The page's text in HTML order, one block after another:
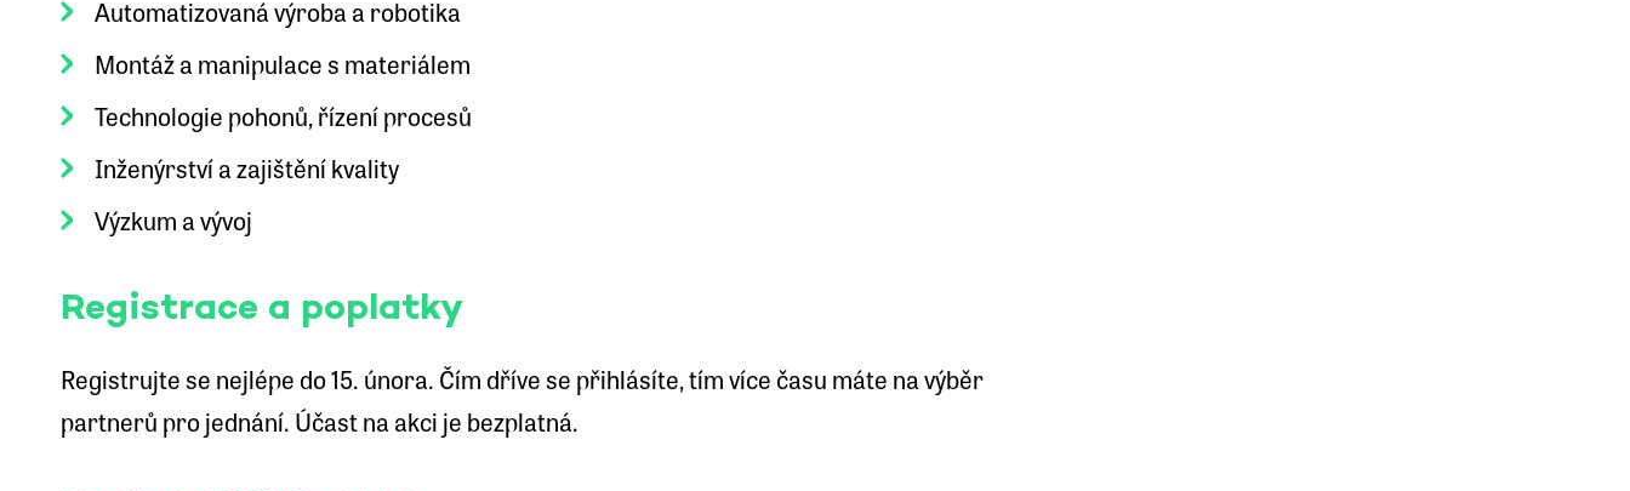
Automatizovaná výroba a robotika
Montáž a manipulace s materiálem
Technologie pohonů, řízení procesů
Inženýrství a zajištění kvality
Výzkum a vývoj
Registrace a poplatky
Registrujte se nejlépe do 15. února. Čím dříve se přihlásíte, tím více času máte na výběr
partnerů pro jednání. Účast na akci je bezplatná.